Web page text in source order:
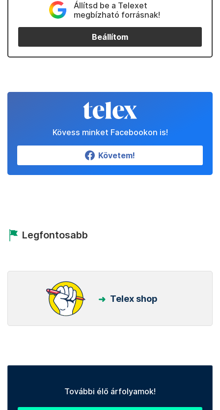
Állítsd be a Telexet
megbízható forrásnak!
Beállítom
Kövess minket Facebookon is!
Követem!
Legfontosabb
Telex shop
További élő árfolyamok!